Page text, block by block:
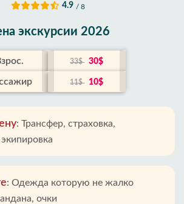
4.9 / 8
экскурсии 2026
33$ 30$
11$ 10$
: Трансфер, страховка,
: Одежда которую не жалко
очки